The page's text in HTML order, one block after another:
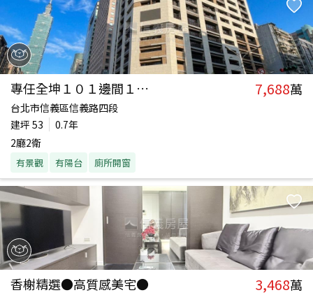
專任全坤１０１邊間１３樓 7,688萬
台北市信義區信義路四段
建坪 53
0.7年
2廳2衛
有景觀 有陽台 廁所開窗
香榭精選●高質感美宅● 3,468萬